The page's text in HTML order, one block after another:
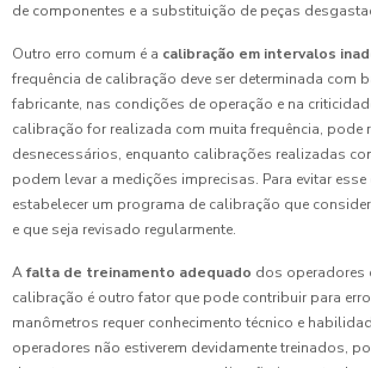
de componentes e a substituição de peças
Outro erro comum é a calibração em intervalos
frequência de calibração deve ser determinada com
fabricante, nas condições de operação e na
calibração for realizada com muita frequência, pode
desnecessários, enquanto calibrações realizadas
podem levar a medições imprecisas. Para evitar
estabelecer um programa de calibração que
e que seja revisado regularmente.
Afalta de treinamento adequado dos operadores
calibração é outro fator que pode contribuir para
manômetros requer conhecimento técnico e
operadores não estiverem devidamente treinados,